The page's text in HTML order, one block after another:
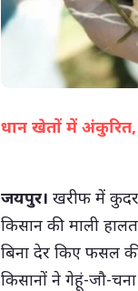
धान खेतों में अंकुरित,
जयपुर। खरीफ में
किसान की माली
बिना देर किए फसल
किसानों ने गेहूं-जौ-